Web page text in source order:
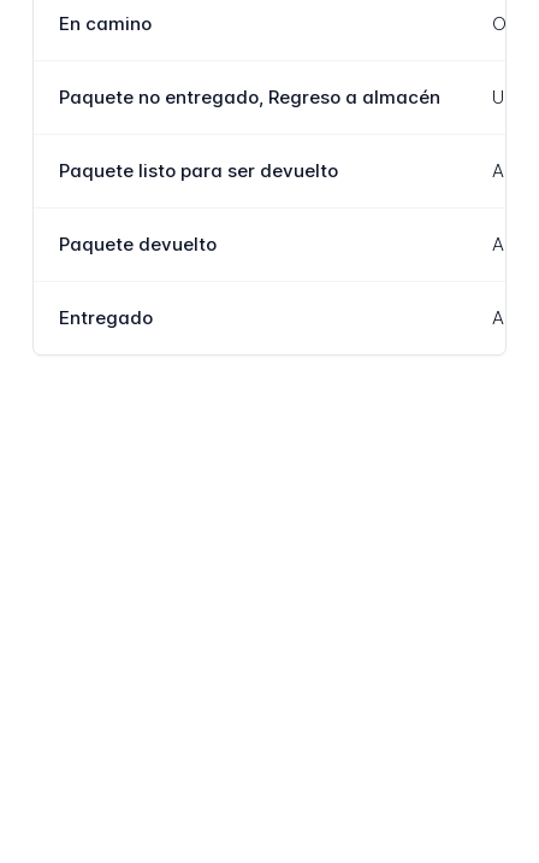
En camino O
Paquete no entregado, Regreso a almacén Uma
Paquete listo para ser devuelto
Paquete devuelto A
Entregado A